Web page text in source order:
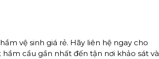
vệ sinh giá rẻ. Hãy liên hệ ngay cho
hầm cầu gần nhất đến tận nơi khảo sát và